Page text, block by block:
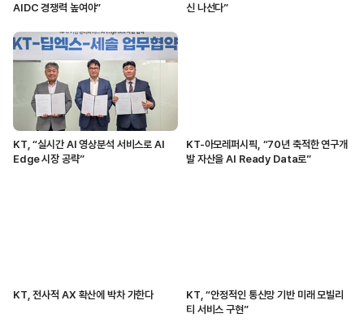
AIDC 경쟁력 높여야”
신 나선다”
KT, “실시간 AI 영상분석 서비스로 AI
Edge 시장 공략”
KT-아모레퍼시픽, “70년 축적한 연구개
발 자산을 AI Ready Data로”
KT, 전사적 AX 확산에 박차 가한다
KT, “안정적인 통신망 기반 미래 모빌리
티 서비스 구현”